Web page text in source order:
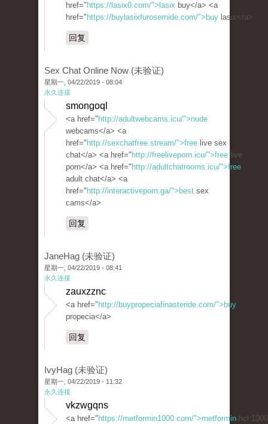
href=" https://lasix0.com/">lasix buy</a> <a
href=" https://buylasixfurosemide.com/">buy lasix</a>
回复
Sex Chat Online Now (未验证)
星期一, 04/22/2019 - 08:04
永久连接
smongoql
<a href=" http://adultwebcams.icu/">nude
webcams</a> <a
href=" http://sexchatfree.stream/">free live sex
chat</a> <a href=" http://freeliveporn.icu/">free live
porn</a> <a href=" http://adultchatrooms.icu/">free
adult chat</a> <a
href=" http://interactiveporn.ga/">best sex
cams</a>
回复
JaneHag (未验证)
星期一, 04/22/2019 - 08:41
永久连接
zauxzznc
<a href=" http://buypropeciafinasteride.com/">buy
propecia</a>
回复
IvyHag (未验证)
星期一, 04/22/2019 - 11:32
永久连接
vkzwgqns
<a href=" https://metformin1000.com/">metformin hcl 1000